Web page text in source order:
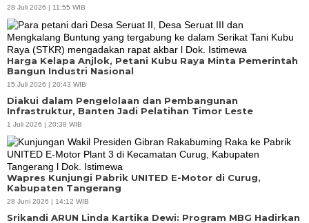
28 Juli 2026 | 11:55 WIB
Harga Kelapa Anjlok, Petani Kubu Raya Minta Pemerintah
Bangun Industri Nasional
15 Juli 2026 | 20:43 WIB
Diakui dalam Pengelolaan dan Pembangunan
Infrastruktur, Banten Jadi Pelatihan Timor Leste
1 Juli 2026 | 20:38 WIB
Wapres Kunjungi Pabrik UNITED E-Motor di Curug,
Kabupaten Tangerang
28 Juni 2026 | 14:12 WIB
Srikandi ARUN Linda Kartika Dewi: Program MBG Hadirkan